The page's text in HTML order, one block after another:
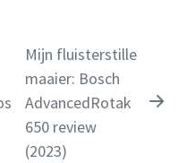
Mijn fluisterstille
maaier: Bosch
AdvancedRotak
650 review
(2023)